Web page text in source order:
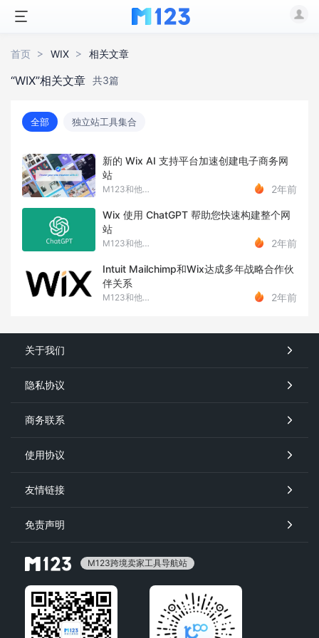
首页 WIX 相关文章
“WIX”相关文章 共3篇
全部 独立站工具集合
新的 Wix AI 支持平台加速创建电子商务网
站
M123和他的朋友们 2年前
Wix 使用 ChatGPT 帮助您快速构建整个网
站
M123和他的朋友们 2年前
Intuit Mailchimp和Wix达成多年战略合作伙
伴关系
M123和他的朋友们 2年前
关于我们
隐私协议
商务联系
使用协议
友情链接
免责声明
M123跨境卖家工具导航站